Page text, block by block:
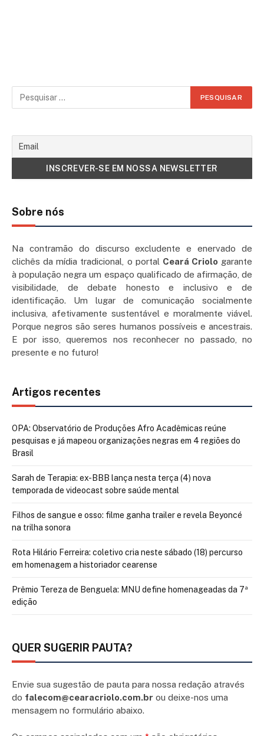
Sobre nós
Na contramão do discurso excludente e enervado de
clichês da mídia tradicional, o portal Ceará Criolo garante
à população negra um espaço qualificado de afirmação, de
visibilidade, de debate honesto e inclusivo e de
identificação. Um lugar de comunicação socialmente
inclusiva, afetivamente sustentável e moralmente viável.
Porque negros são seres humanos possíveis e ancestrais.
E por isso, queremos nos reconhecer no passado, no
presente e no futuro!
Artigos recentes
OPA: Observatório de Produções Afro Acadêmicas reúne
pesquisas e já mapeou organizações negras em 4 regiões do
Brasil
Sarah de Terapia: ex-BBB lança nesta terça (4) nova
temporada de videocast sobre saúde mental
Filhos de sangue e osso: filme ganha trailer e revela Beyoncé
na trilha sonora
Rota Hilário Ferreira: coletivo cria neste sábado (18) percurso
em homenagem a historiador cearense
Prêmio Tereza de Benguela: MNU define homenageadas da 7ª
edição
QUER SUGERIR PAUTA?
Envie sua sugestão de pauta para nossa redação através
do falecom@cearacriolo.com.br ou deixe-nos uma
mensagem no formulário abaixo.